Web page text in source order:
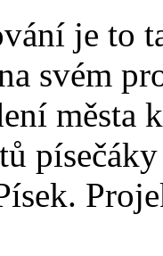
je to
svém
města